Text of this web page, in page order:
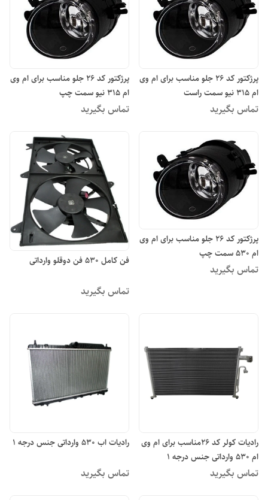
پرژکتور کد ۲۶ جلو مناسب برای ام وی
ام ۳۱۵ نیو سمت راست
تماس بگیرید
پرژکتور کد ۲۶ جلو مناسب برای ام وی
ام ۳۱۵ نیو سمت چپ
تماس بگیرید
پرژکتور کد ۲۶ جلو مناسب برای ام وی
ام ۵۳۰ سمت چپ
تماس بگیرید
فن کامل ۵۳۰ فن دوقلو وارداتی
تماس بگیرید
رادیات کولر کد ۲۶مناسب برای ام وی
ام ۵۳۰ وارداتی جنس درجه ۱
تماس بگیرید
رادیات اب ۵۳۰ وارداتی جنس درجه ۱
تماس بگیرید